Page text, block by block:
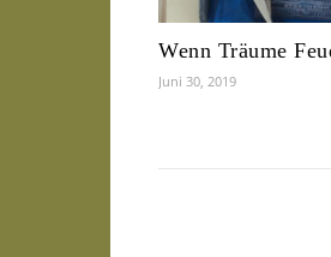
Wenn Träume
Juni 30, 2019